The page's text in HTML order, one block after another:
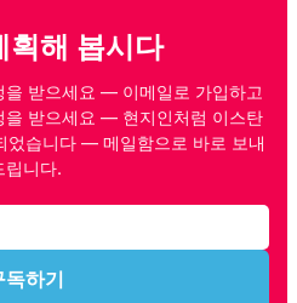
획해 봅시다
받으세요 — 이메일로 가입하고
을 받으세요 — 현지인처럼 이스탄
었습니다 — 메일함으로 바로 보내
립니다.
독하기